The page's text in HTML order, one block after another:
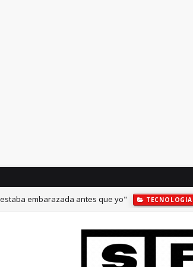
embarazada antes que yo" TECNOLOGIA